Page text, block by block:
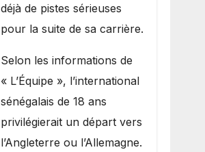
déjà de pistes sérieuses
pour la suite de sa carrière.
Selon les informations de
« L’Équipe », l’international
sénégalais de 18 ans
privilégierait un départ vers
l’Angleterre ou l’Allemagne.